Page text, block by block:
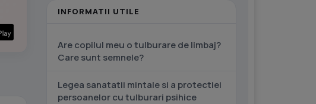
INFORMATII UTILE
Are copilul meu o tulburare de limbaj?
Care sunt semnele?
Legea sanatatii mintale si a protectiei
persoanelor cu tulburari psihice